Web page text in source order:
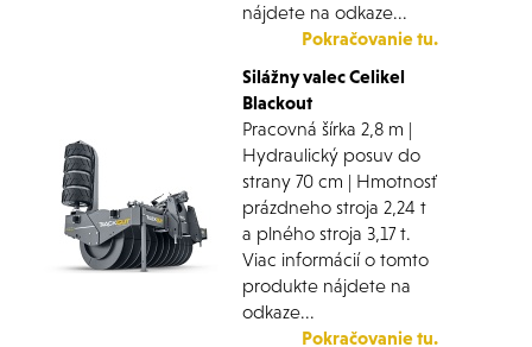
nájdete na odkaze...
Pokračovanie tu.
Silážny valec Celikel
Blackout
Pracovná šírka 2,8 m |
Hydraulický posuv do
strany 70 cm | Hmotnosť
prázdneho stroja 2,24 t
a plného stroja 3,17 t.
Viac informácií o tomto
produkte nájdete na
odkaze...
Pokračovanie tu.